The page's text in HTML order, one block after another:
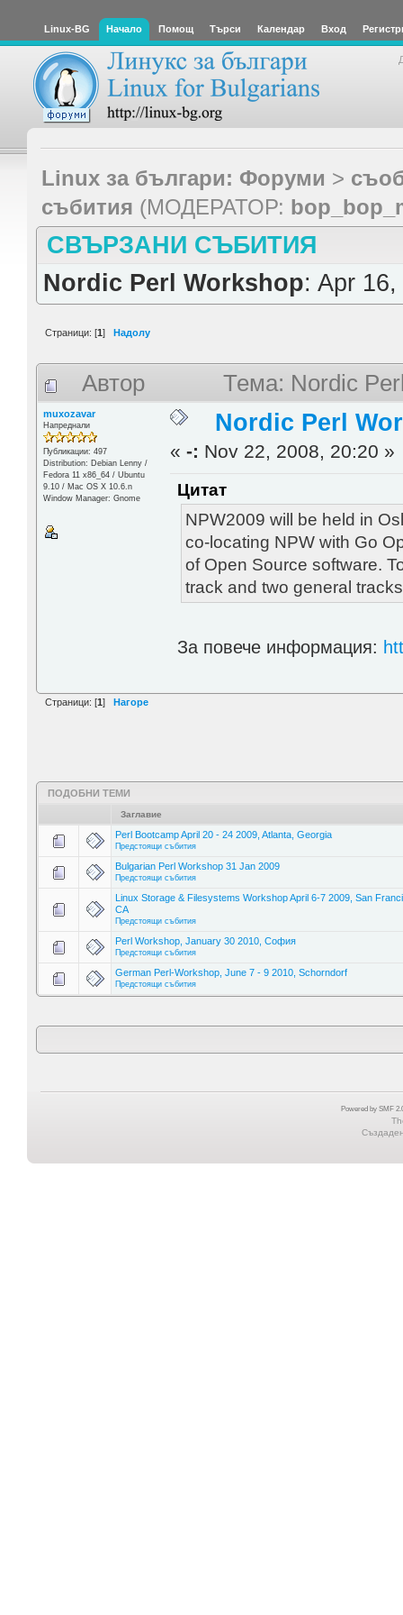
Linux-BG Начало Помощ Търси Календар Вход
Linux за българи: Форуми >
събития (МОДЕРАТОР:
СВЪРЗАНИ СЪБИТИЯ
Nordic Perl Workshop: Apr
Страници: [1] Надолу
Автор Тема: Nordic
muxozavar
Напреднали
Публикации: 497
Distribution: Debian Lenny /
Fedora 11 x86_64 / Ubuntu
9.10 / Mac OS X 10.6.n
Window Manager: Gnome
Nordic Perl
«-: Nov 22, 2008, 20:20 »
Цитат
NPW2009 will be held in
co-locating NPW with Go
of Open Source software.
track and two general
За повече информация:
Страници: [1] Нагоре
ПОДОБНИ ТЕМИ
Заглавие
Perl Bootcamp April 20 - 24 2009, Atlanta, Georgia
Предстоящи събития
Bulgarian Perl Workshop 31 Jan 2009
Предстоящи събития
Linux Storage & Filesystems Workshop April 6-7 2009, San
CA
Предстоящи събития
Perl Workshop, January 30 2010, София
Предстоящи събития
German Perl-Workshop, June 7 - 9 2010, Schorndorf
Предстоящи събития
Powered by SMF